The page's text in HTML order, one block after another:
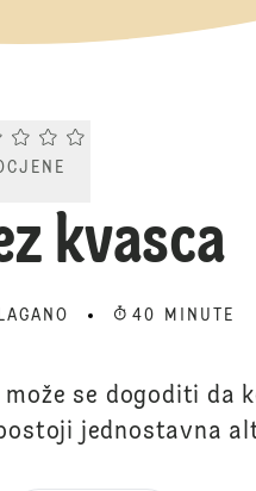
Current rating 0.0. Click to
kvasca
LAGANO 40 MINUTE
se dogoditi da
jednostavna